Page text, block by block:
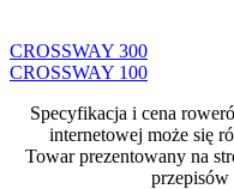
CROSSWAY 300
CROSSWAY 100
Specyfikacja i cena
internetowej może się
Towar prezentowany na